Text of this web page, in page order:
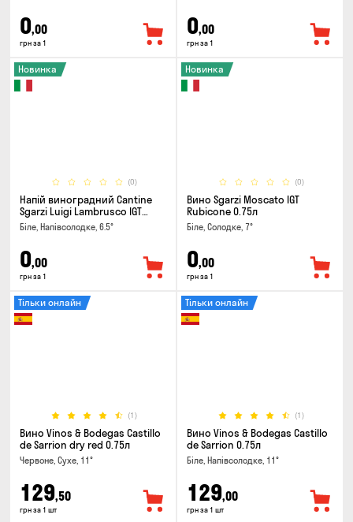
0,00
грн за 1
0,00
грн за 1
(0)
Новинка
Напій виноградний Cantine
Sgarzi Luigi Lambrusco IGT
Emilia Bianca Frizziante 0.75л
Біле, Напівсолодке, 6.5°
0,00
грн за 1
(0)
Новинка
Вино Sgarzi Moscato IGT
Rubicone 0.75л
Біле, Солодке, 7°
0,00
грн за 1
(1)
Тільки онлайн
Вино Vinos & Bodegas Castillo
de Sarrion dry red 0.75л
Червоне, Сухе, 11°
129,50
грн за 1 шт
(1)
Тільки онлайн
Вино Vinos & Bodegas Castillo
de Sarrion 0.75л
Біле, Напівсолодке, 11°
129,00
грн за 1 шт